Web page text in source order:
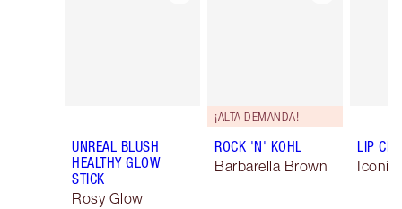
UNREAL BLUSH
HEALTHY GLOW
STICK
Rosy Glow
¡ALTA DEMANDA!
ROCK 'N' KOHL
Barbarella Brown
LIP
Iconic